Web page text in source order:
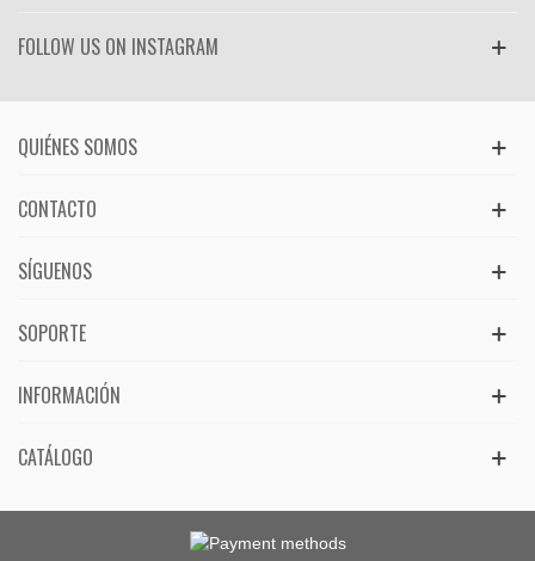
FOLLOW US ON INSTAGRAM
QUIÉNES SOMOS
CONTACTO
SÍGUENOS
SOPORTE
INFORMACIÓN
CATÁLOGO